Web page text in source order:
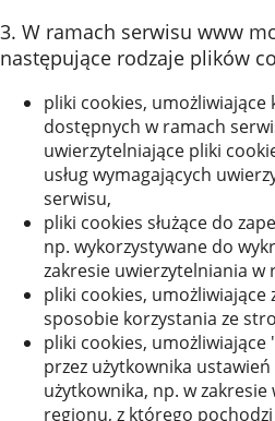
3. W ramach serwisu www
następujące rodzaje plików
pliki cookies, umożliwiające
dostępnych w ramach
uwierzytelniające pliki
usług wymagających
serwisu,
pliki cookies służące do
np. wykorzystywane do
zakresie uwierzytelniania w
pliki cookies,
sposobie korzystania ze
pliki cookies,
przez użytkownika
użytkownika, np. w
regionu, z którego